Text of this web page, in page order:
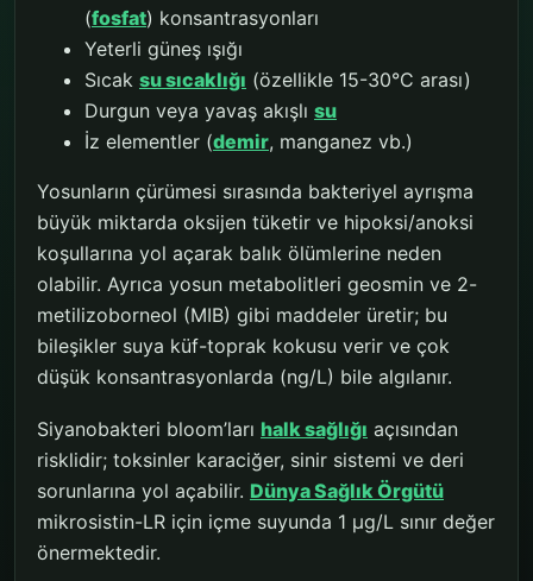
(fosfat) konsantrasyonları
Yeterli güneş ışığı
Sıcak su sıcaklığı (özellikle 15-30°C arası)
Durgun veya yavaş akışlı su
İz elementler (demir, manganez vb.)
Yosunların çürümesi sırasında bakteriyel ayrışma
büyük miktarda oksijen tüketir ve hipoksi/anoksi
koşullarına yol açarak balık ölümlerine neden
olabilir. Ayrıca yosun metabolitleri geosmin ve 2-
metilizoborneol (MIB) gibi maddeler üretir; bu
bileşikler suya küf-toprak kokusu verir ve çok
düşük konsantrasyonlarda (ng/L) bile algılanır.
Siyanobakteri bloom’ları halk sağlığı açısından
risklidir; toksinler karaciğer, sinir sistemi ve deri
sorunlarına yol açabilir. Dünya Sağlık Örgütü
mikrosistin-LR için içme suyunda 1 µg/L sınır değer
önermektedir.